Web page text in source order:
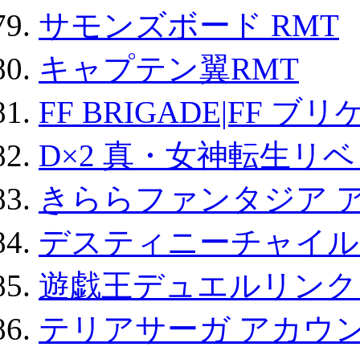
サモンズボード RMT
キャプテン翼RMT
FF BRIGADE|FF ブリ
D×2 真・女神転生リ
きららファンタジア
デスティニーチャイ
遊戯王デュエルリン
テリアサーガ アカウ